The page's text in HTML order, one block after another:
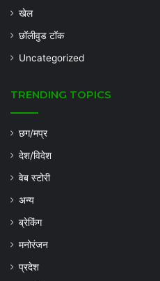
खेल
छॉलीवुड टॉक
Uncategorized
TRENDING TOPICS
छग/मप्र
देश/विदेश
वेब स्टोरी
अन्य
ब्रेकिंग
मनोरंजन
प्रदेश